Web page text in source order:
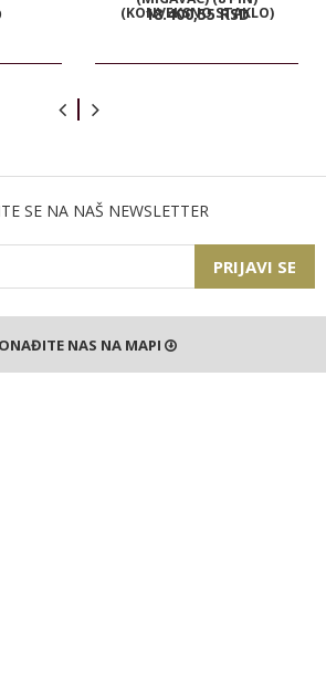
(KONVEKSNO STAKLO)
18.400,55 RSD
SE NA NAŠ NEWSLETTER
PRIJAVI SE
NAS NA MAPI